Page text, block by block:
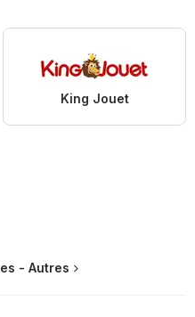
King Jouet
- Autres